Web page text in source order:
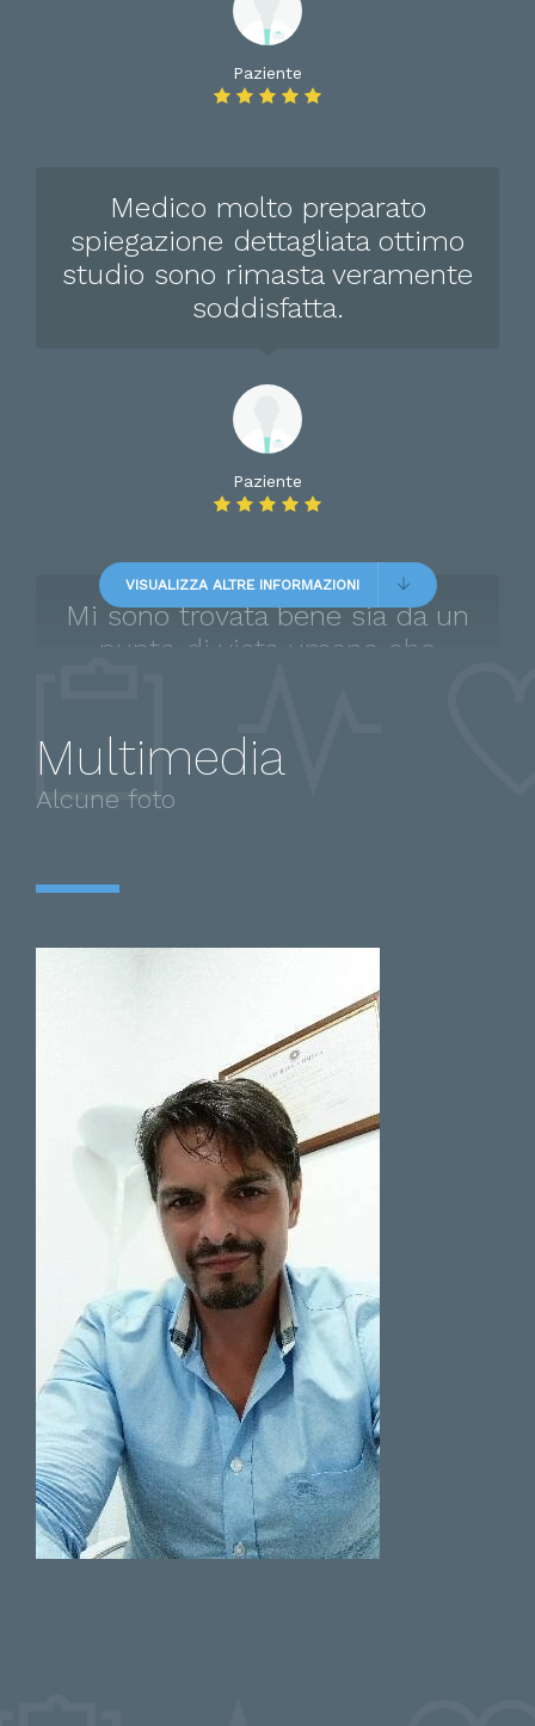
Paziente
Medico molto preparato
spiegazione dettagliata ottimo
studio sono rimasta veramente
soddisfatta.
Paziente
Mi sono trovata bene sia da un
punto di vista umano che
Dico solamente una cosa. Mi
ha cambiato la vita! Avevo un
grosso disagio e problema per
il mio prolasso emorroidale. Mi
ha dato una seconda vita! Sono
rinato grazie alle sue mani.
Paziente
Il dott. Sacco ha visitato mia
figlia e mi ha colpito la sua
professionalità quanto il suo
approccio paterno e la sua
VISUALIZZA ALTRE INFORMAZIONI
Multimedia
Alcune foto